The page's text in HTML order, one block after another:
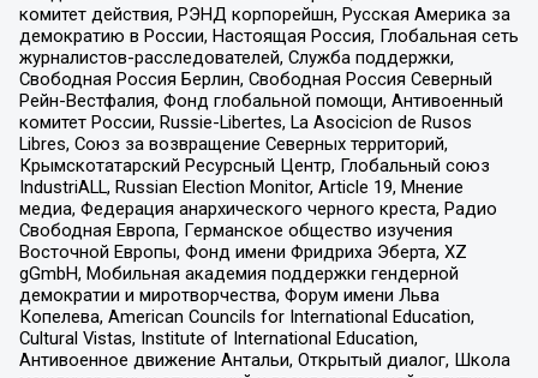
комитет действия, РЭНД корпорейшн, Русская Америка за
демократию в России, Настоящая Россия, Глобальная сеть
журналистов-расследователей, Служба поддержки,
Свободная Россия Берлин, Свободная Россия Северный
Рейн-Вестфалия, Фонд глобальной помощи, Антивоенный
комитет России, Russie-Libertes, La Asocicion de Rusos
Libres, Союз за возвращение Северных территорий,
Крымскотатарский Ресурсный Центр, Глобальный союз
IndustriALL, Russian Election Monitor, Article 19, Мнение
медиа, Федерация анархического черного креста, Радио
Свободная Европа, Германское общество изучения
Восточной Европы, Фонд имени Фридриха Эберта, XZ
gGmbH, Мобильная академия поддержки гендерной
демократии и миротворчества, Форум имени Льва
Копелева, American Councils for International Education,
Cultural Vistas, Institute of International Education,
Антивоенное движение Антальи, Открытый диалог, Школа